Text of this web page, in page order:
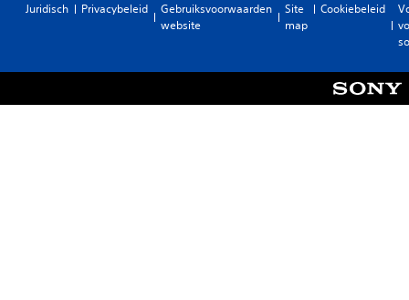
Juridisch Privacybeleid
Gebruiksvoorwaarden
website
Site
map
Cookiebeleid